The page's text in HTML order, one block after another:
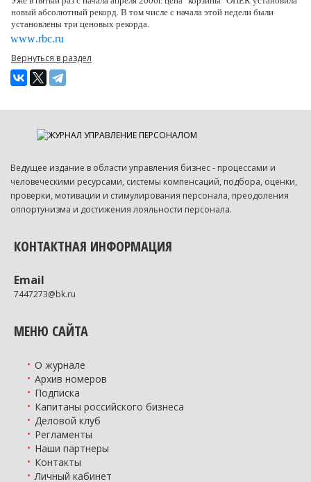
новый абсолютный рекорд. В том числе с начала этой недели были
установлены три ценовых рекорда.
www.rbc.ru
Вернуться в раздел
Ведущее издание в области управления бизнес - процессами и
человеческими ресурсами, системы компенсаций, подбора, оценки,
проверки, мотивации и стимулирования персонала, преодоления
оппортунизма и достижения лояльности персонала.
КОНТАКТНАЯ ИНФОРМАЦИЯ
Email
7447273@bk.ru
МЕНЮ САЙТА
О журнале
Архив номеров
Подписка
Капитаны российского бизнеса
Деловой клуб
Регламенты
Наши партнеры
Контакты
Личный кабинет